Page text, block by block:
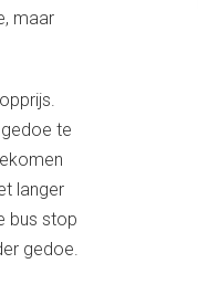
maar
te
langer
bus stop
gedoe.